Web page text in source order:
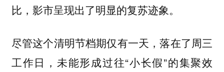
比， 影市呈现出了明显的复苏迹象。
尽管这个清明节档期仅有一天，落在了周三
工作日，未能形成过往“小长假”的集聚效